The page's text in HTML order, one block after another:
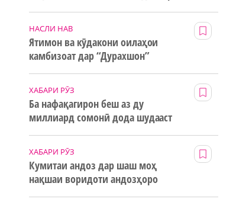
НАСЛИ НАВ
Ятимон ва кӯдакони оилаҳои
камбизоат дар “Дурахшон”
ХАБАРИ РӮЗ
Ба нафақагирон беш аз ду
миллиард сомонӣ дода шудааст
ХАБАРИ РӮЗ
Кумитаи андоз дар шаш моҳ
нақшаи воридоти андозҳоро